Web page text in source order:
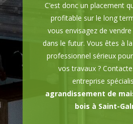
C’est donc un placement
profitable sur le long
vous envisagez de
dans le futur. Vous êtes à la
professionnel sérieux
vos travaux ?
entreprise
agrandissement de
bois à Saint-